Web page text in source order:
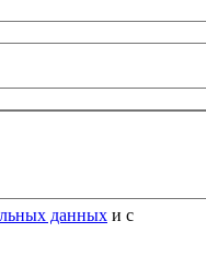
данных и с